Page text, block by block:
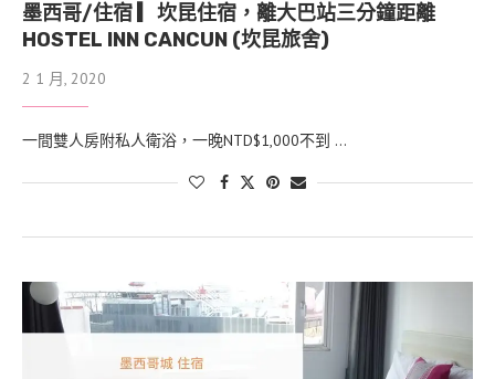
墨西哥/住宿 ▎坎昆住宿，離大巴站三分鐘距離
HOSTEL INN CANCUN (坎昆旅舍)
2 1 月, 2020
一間雙人房附私人衛浴，一晚NTD$1,000不到 …